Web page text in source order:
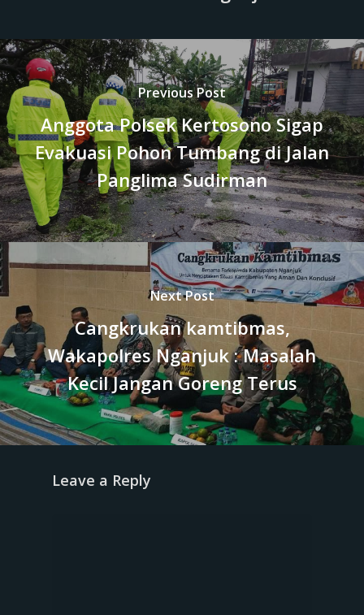
Previous Post
Anggota Polsek Kertosono Sigap
Evakuasi Pohon Tumbang di Jalan
Panglima Sudirman
Next Post
Cangkrukan kamtibmas,
Wakapolres Nganjuk : Masalah
Kecil Jangan Goreng Terus
Leave a Reply